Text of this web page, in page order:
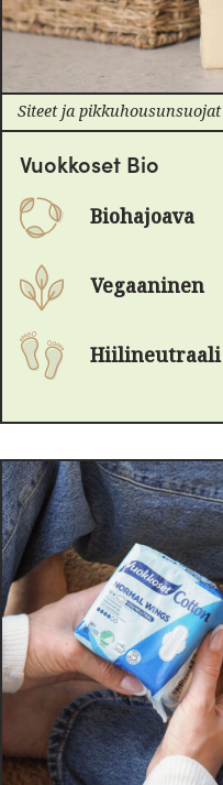
Siteet ja pikkuhousunsuojat
Vuokkoset Bio
Biohajoava
Vegaaninen
Hiilineutraali